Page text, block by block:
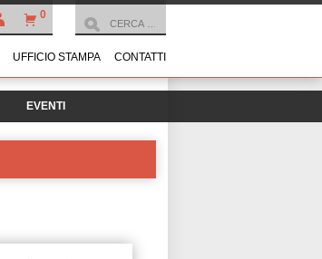
0
UFFICIO STAMPA CONTATTI
EVENTI